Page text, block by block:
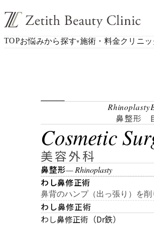
TOPお悩みから探す▾施術・料金クリニ
Rhinoplasty
鼻整形
Cosmetic
美容外科
鼻整形— Rhinoplasty
わし鼻修正術
鼻背のハンプ（出っ張り）を
わし鼻修正術
わし鼻修正術（Dr鉄）